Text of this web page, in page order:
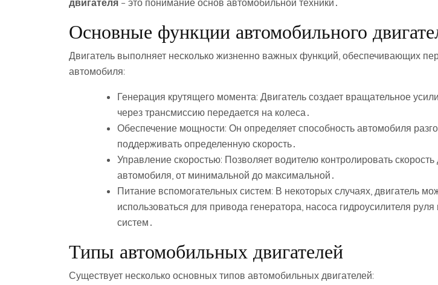
двигателя – это понимание основ автомобильной техники․
Основные функции автомобильного
Двигатель выполняет несколько жизненно важных функций, обеспечивающих
автомобиля:
Генерация крутящего момента: Двигатель создает вращательное
через трансмиссию передается на колеса․
Обеспечение мощности: Он определяет способность автомобиля
поддерживать определенную скорость․
Управление скоростью: Позволяет водителю контролировать
автомобиля, от минимальной до максимальной․
Питание вспомогательных систем: В некоторых случаях, двигатель
использоваться для привода генератора, насоса гидроусилителя руля
систем․
Типы автомобильных двигателей
Существует несколько основных типов автомобильных двигателей: